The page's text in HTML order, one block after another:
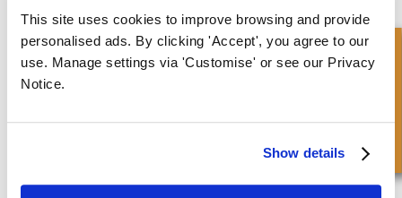
This site uses cookies to improve browsing and provide
personalised ads. By clicking 'Accept', you agree to our
use. Manage settings via 'Customise' or see our Privacy
Notice.
Show details
Gland - Ammortizzazione
Non Regolabile
Richiesta Veloce